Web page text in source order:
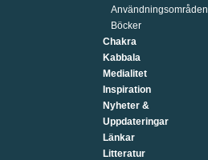
Användningsområden
Böcker
Chakra
Kabbala
Medialitet
Inspiration
Nyheter &
Uppdateringar
Länkar
Litteratur